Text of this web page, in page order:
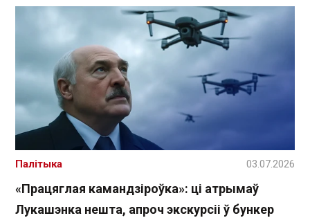
«Працяглая камандзіроўка»: ці атрымаў
Лукашэнка нешта, апроч экскурсіі ў бункер
Палітыка 03.07.2026